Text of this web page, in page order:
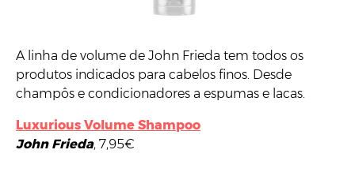
A linha de volume de John Frieda tem todos os
produtos indicados para cabelos finos. Desde
champôs e condicionadores a espumas e lacas.
Luxurious Volume Shampoo
John Frieda, 7,95€